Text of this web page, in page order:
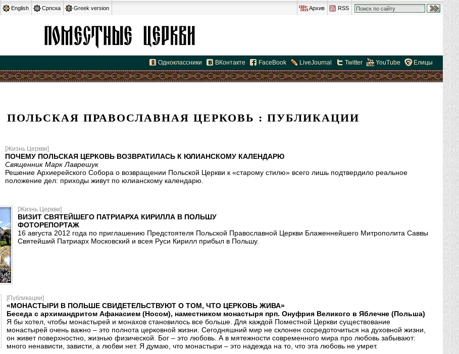
English Српска Greek version Архив RSS
Одноклассники ВКонтакте FaceBook LiveJournal Twitter YouTube Елицы
ПОЛЬСКАЯ ПРАВОСЛАВНАЯ ЦЕРКОВЬ : ПУБЛИКАЦИИ
[Жизнь Церкви]
ПОЧЕМУ ПОЛЬСКАЯ ЦЕРКОВЬ ВОЗВРАТИЛАСЬ К ЮЛИАНСКОМУ КАЛЕНДАРЮ
Священник Марк Лаврешук
Решение Архиерейского Собора о возвращении Польской Церкви к «старому стилю» всего лишь подтвердило реальное
положение дел: приходы живут по юлианскому календарю.
[Жизнь Церкви]
ВИЗИТ СВЯТЕЙШЕГО ПАТРИАРХА КИРИЛЛА В ПОЛЬШУ
ФОТОРЕПОРТАЖ
16 августа 2012 года по приглашению Предстоятеля Польской Православной Церкви Блаженнейшего Митрополита Саввы
Святейший Патриарх Московский и всея Руси Кирилл прибыл в Польшу.
[Публикации]
«МОНАСТЫРИ В ПОЛЬШЕ СВИДЕТЕЛЬСТВУЮТ О ТОМ, ЧТО ЦЕРКОВЬ ЖИВА»
Беседа с архимандритом Афанасием (Носом), наместником монастыря прп. Онуфрия Великого в Яблечне (Польша)
Я бы хотел, чтобы монастырей и монахов становилось все больше. Для каждой Поместной Церкви существование
монастырей очень важно – это полнота церковной жизни. Сегодняшний мир не склонен сосредоточиться на духовной жизни,
он живет поверхностно, жизнью физической. Бог – это любовь. А в мятежности современного мира про любовь забывают:
много ненависти, зависти, а любви нет. Я думаю, что монастыри – это надежда на то, что эта любовь не умрет.